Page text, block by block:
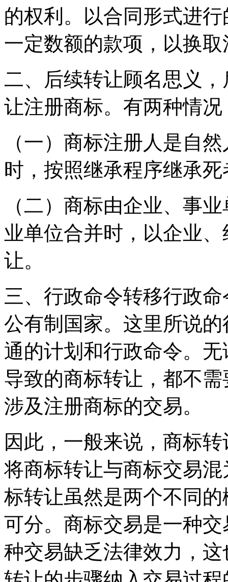
的权利。以合同形式进
一定数额的款项，以换
二、后续转让顾名思义
让注册商标。有两种情况
（一）商标注册人是自
时，按照继承程序继承
（二）商标由企业、事
业单位合并时，以企业
让。
三、行政命令转移行政
公有制国家。这里所说
通的计划和行政命令。
导致的商标转让，都不
涉及注册商标的交易。
因此，一般来说，商标
将商标转让与商标交易
标转让虽然是两个不同
可分。商标交易是一种
种交易缺乏法律效力，